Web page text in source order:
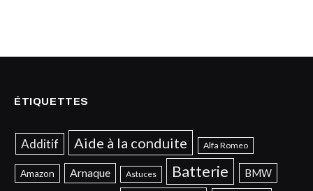
ÉTIQUETTES
Additif Aide à la conduite Alfa Romeo
Amazon Arnaque Astuces Batterie BMW